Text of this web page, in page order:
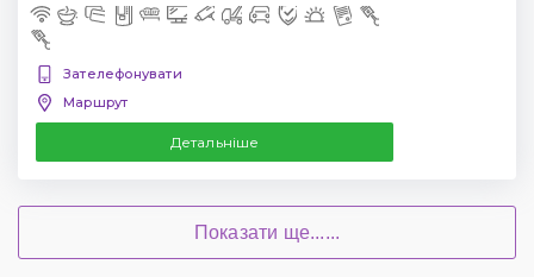
Зателефонувати
Маршрут
Детальніше
Показати ще......